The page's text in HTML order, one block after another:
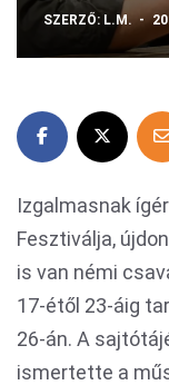
SZERZŐ: L.M.
Izgalmasnak
Fesztiválja,
is van némi
17-étől 23-áig
26-án. A
ismertette a